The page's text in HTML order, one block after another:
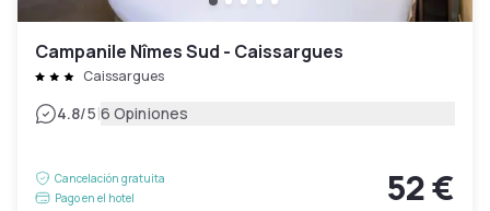
Campanile Nîmes Sud - Caissargues
Caissargues
4.8/5|6 Opiniones
Cancelación gratuita
Pago en el hotel
52 €